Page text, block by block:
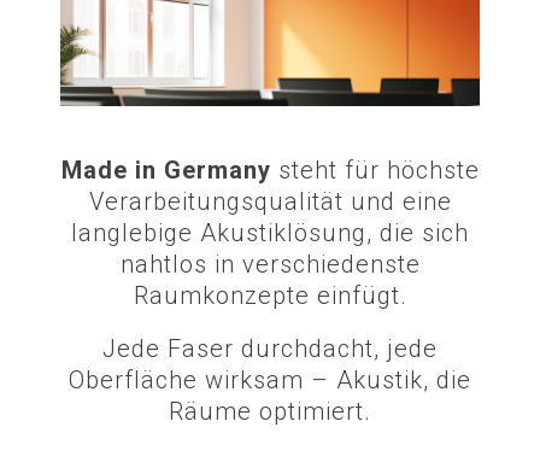
Made in Germany steht für höchste
Verarbeitungsqualität und eine
langlebige Akustiklösung, die sich
nahtlos in verschiedenste
Raumkonzepte einfügt.
Jede Faser durchdacht, jede
Oberfläche wirksam – Akustik, die
Räume optimiert.